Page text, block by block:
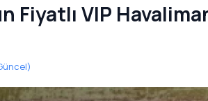
Fiyatlı VIP